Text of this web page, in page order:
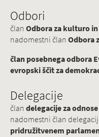
Odbori
članOdbora za kulturo
nadomestni članOdbora
član posebnega odbora
evropski ščit za
Delegacije
člandelegacije za
nadomestni član
pridružitvenem